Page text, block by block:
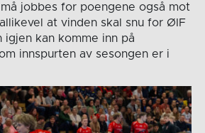
jobbes for poengene også mot
at vinden skal snu for ØIF
igjen kan komme inn på
innspurten av sesongen er i